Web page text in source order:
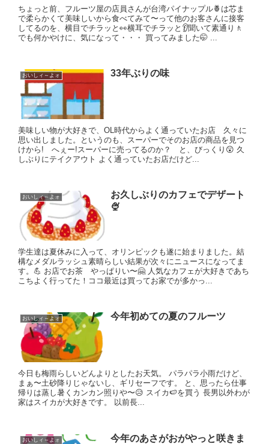
ちょっと前、フルーツ屋の店員さんが台湾パイナップル🍍は芯ま
で柔らかくて美味しいから食べてみて〜って他のお客さんに接客
してるのを、横目でチラッと👀横耳でチラッと👂聞いて素通り🚶
でも何かやけに、気になって・・・ 買ってみました🤭 ...
おいしィ～よォ 33年ぶりの味
美味しい物が大好きで、OL時代からよく通っていたお店 久々に
思い出しました。というのも、スーパーでそのお店の商品を見つ
けから! へぇー!スーパーに売ってるのか？ と、びっくり😲 久
しぶりにテイクアウト よく通っていたお店だけど...
おいしィ～よォ
お久しぶりのカフェでデザート
🍨
学生達は夏休みに入って、オリンピックも遂に始まりました。結
構なメダルラッシュ素晴らしい結果が次々にニュースになってま
す。💪 お店でお茶 やっぱりい〜🤗 人気なカフェが大好きであち
こちよく行ってた！ココ最近は買ってお家でが多かっ...
おいしィ～よォ 今年初めての夏のフルーツ
今日も梅雨らしいどんよりとしたお天気。 パラパラ小雨だけど、
まぁ〜土砂降りじゃないし、ギリセーフです。 と、思ったら仕事
帰りは蒸し暑くカンカン照りや〜😥 スイカ🍉を買う 長男以外わが
家はスイカが大好きです。 以前長...
おいしィ～よォ
今年のあさがおがやっと咲きま